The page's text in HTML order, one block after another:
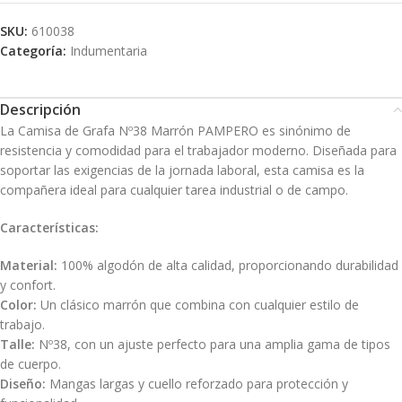
SKU: 610038
Categoría: Indumentaria
Descripción
La Camisa de Grafa Nº38 Marrón PAMPERO es sinónimo de
resistencia y comodidad para el trabajador moderno. Diseñada para
soportar las exigencias de la jornada laboral, esta camisa es la
compañera ideal para cualquier tarea industrial o de campo.
Características:
Material: 100% algodón de alta calidad, proporcionando durabilidad
y confort.
Color: Un clásico marrón que combina con cualquier estilo de
trabajo.
Talle: Nº38, con un ajuste perfecto para una amplia gama de tipos
de cuerpo.
Diseño: Mangas largas y cuello reforzado para protección y